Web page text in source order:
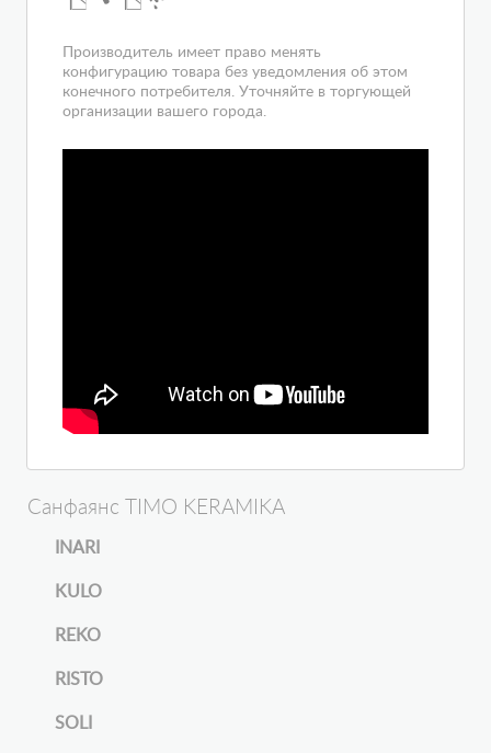
Производитель имеет право менять
конфигурацию товара без уведомления об этом
конечного потребителя. Уточняйте в торгующей
организации вашего города.
Санфаянс TIMO KERAMIKA
INARI
KULO
REKO
RISTO
SOLI